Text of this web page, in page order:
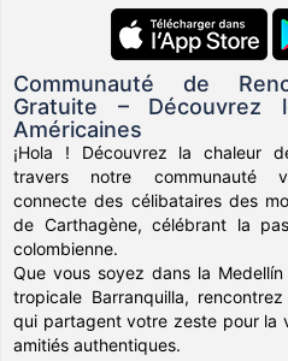
Communauté de
Gratuite – Découvrez
Américaines
¡Hola ! Découvrez la chaleur
travers notre communauté
connecte des célibataires des
de Carthagène, célébrant la
colombienne.
Que vous soyez dans la
tropicale Barranquilla,
qui partagent votre zeste pour la
amitiés authentiques.